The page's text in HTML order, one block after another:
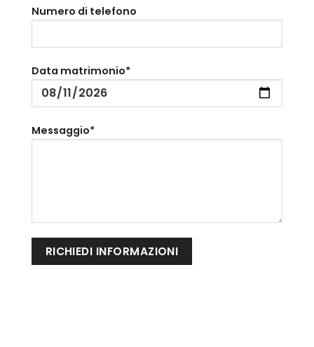
Numero di telefono
Data matrimonio*
Messaggio*